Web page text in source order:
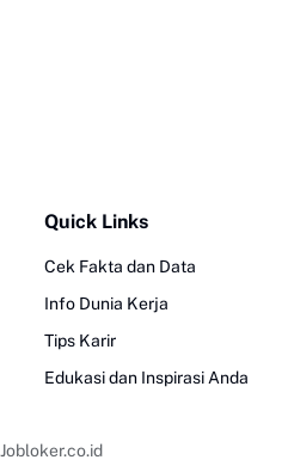
Quick Links
Cek Fakta dan Data
Info Dunia Kerja
Tips Karir
Edukasi dan Inspirasi Anda
Jobloker.co.id